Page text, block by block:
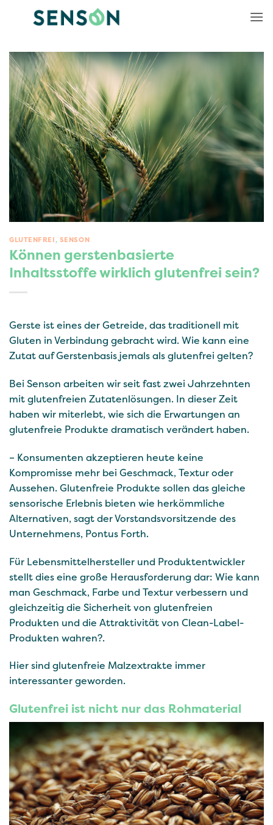
GLUTENFREI, SENSON
Können gerstenbasierte
Inhaltsstoffe wirklich glutenfrei sein?
Gerste ist eines der Getreide, das traditionell mit
Gluten in Verbindung gebracht wird. Wie kann eine
Zutat auf Gerstenbasis jemals als glutenfrei gelten?
Bei Senson arbeiten wir seit fast zwei Jahrzehnten
mit glutenfreien Zutatenlösungen. In dieser Zeit
haben wir miterlebt, wie sich die Erwartungen an
glutenfreie Produkte dramatisch verändert haben.
– Konsumenten akzeptieren heute keine
Kompromisse mehr bei Geschmack, Textur oder
Aussehen. Glutenfreie Produkte sollen das gleiche
sensorische Erlebnis bieten wie herkömmliche
Alternativen, sagt der Vorstandsvorsitzende des
Unternehmens, Pontus Forth.
Für Lebensmittelhersteller und Produktentwickler
stellt dies eine große Herausforderung dar: Wie kann
man Geschmack, Farbe und Textur verbessern und
gleichzeitig die Sicherheit von glutenfreien
Produkten und die Attraktivität von Clean-Label-
Produkten wahren?.
Hier sind glutenfreie Malzextrakte immer
interessanter geworden.
Glutenfrei ist nicht nur das Rohmaterial